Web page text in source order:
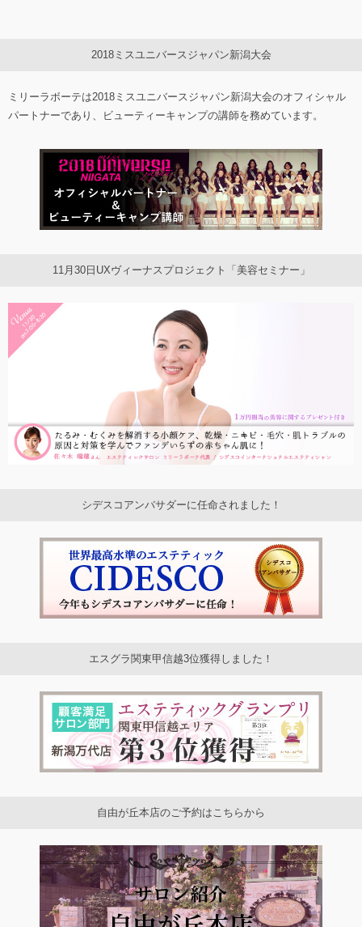
2018ミスユニバースジャパン新潟大会
ミリーラボーテは2018ミスユニバースジャパン新潟大会のオフィシャル
パートナーであり、ビューティーキャンプの講師を務めています。
11月30日UXヴィーナスプロジェクト「美容セミナー」
シデスコアンバサダーに任命されました！
エスグラ関東甲信越3位獲得しました！
自由が丘本店のご予約はこちらから